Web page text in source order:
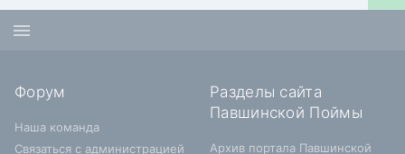
Форум
Наша команда
Связаться с администрацией
Разделы сайта
Павшинской Поймы
Архив портала Павшинской